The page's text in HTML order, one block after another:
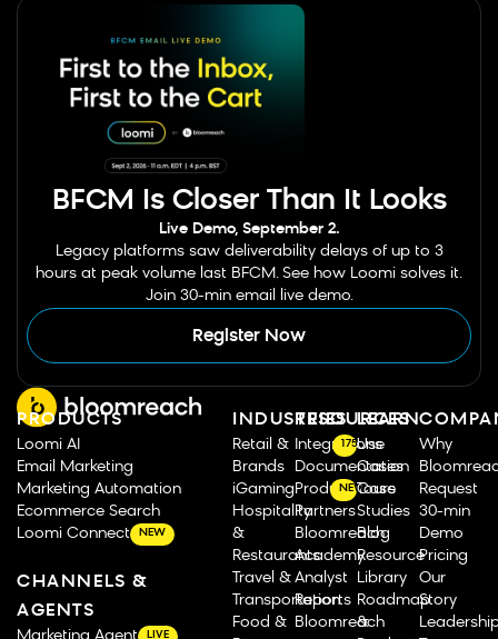
BFCM Is Closer Than It Looks
Live Demo, September 2.
Legacy platforms saw deliverability delays of up to 3
hours at peak volume last BFCM. See how Loomi solves it.
Join 30-min email live demo.
Register Now
PRODUCTS
Loomi AI
Email Marketing
Marketing Automation
Ecommerce Search
Loomi Connect
NEW
CHANNELS &
AGENTS
LIVE
INDUSTRIES
Retail &
Brands
iGaming
Hospitality
&
Restaurants
Travel &
Transportation
Food &
RESOURCES
Integrations
175
Documentation
Product Tours
NEW
Partners
Bloomreach
Academy
Analyst
Reports
Bloomreach
LEARN
Use
Cases
Case
Studies
Blog
Resource
Library
Roadmap
&
Why
Request
30-min
Demo
Pricing
Our
Story